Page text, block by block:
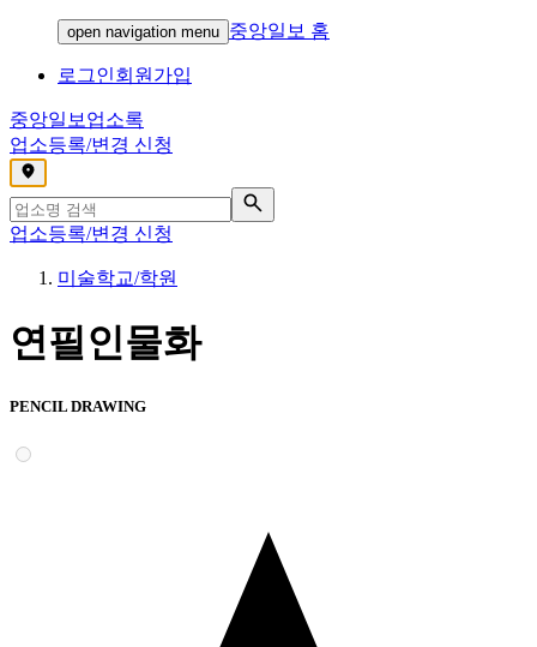
open navigation menu 중앙일보 홈
로그인회원가입
중앙일보 업소록
업소등록/변경 신청
,
업소등록/변경 신청
미술학교/학원
연필인물화
PENCIL DRAWING